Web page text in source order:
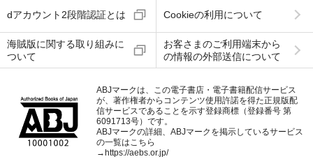
dアカウント2段階認証とは Cookieの利用について
海賊版に関する取り組みに
ついて
お客さまのご利用端末から
の情報の外部送信について
ABJマークは、この電子書店・電子書籍配信サービス
が、著作権者からコンテンツ使用許諾を得た正規版配
信サービスであることを示す登録商標（登録番号 第
6091713号）です。
ABJマークの詳細、ABJマークを掲示しているサービス
の一覧はこちら
→ https://aebs.or.jp/